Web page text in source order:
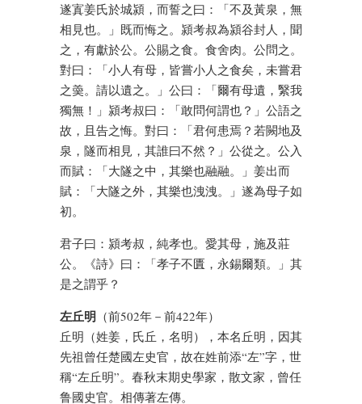
遂寘姜氏於城潁，而誓之曰：「不及黃泉，無
相見也。」既而悔之。潁考叔為潁谷封人，聞
之，有獻於公。公賜之食。食舍肉。公問之。
對曰：「小人有母，皆嘗小人之食矣，未嘗君
之羮。請以遺之。」公曰：「爾有母遺，繄我
獨無！」潁考叔曰：「敢問何謂也？」公語之
故，且告之悔。對曰：「君何患焉？若闕地及
泉，隧而相見，其誰曰不然？」公從之。公入
而賦：「大隧之中，其樂也融融。」姜出而
賦：「大隧之外，其樂也洩洩。」遂為母子如
初。
君子曰：潁考叔，純孝也。愛其母，施及莊
公。《詩》曰：「孝子不匱，永錫爾類。」其
是之謂乎？
左丘明 （前502年－前422年）
丘明（姓姜，氏丘，名明），本名丘明，因其
先祖曾任楚國左史官，故在姓前添“左”字，世
稱“左丘明”。春秋末期史學家，散文家，曾任
鲁國史官。相傳著左傳。